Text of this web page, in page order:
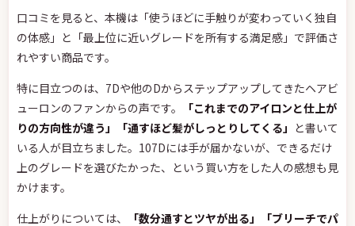
口コミを見ると、本機は「使うほどに手触りが変わっていく独自
の体感」と「最上位に近いグレードを所有する満足感」で評価さ
れやすい商品です。
特に目立つのは、7Dや他のDからステップアップしてきたヘアビ
ューロンのファンからの声です。
「これまでのアイロンと仕上が
りの方向性が違う」「通すほど髪がしっとりしてくる」 と書いて
いる人が目立ちました。107Dには手が届かないが、できるだけ
上のグレードを選びたかった、という買い方をした人の感想も見
かけます。
仕上がりについては、
「数分通すとツヤが出る」「ブリーチでパ